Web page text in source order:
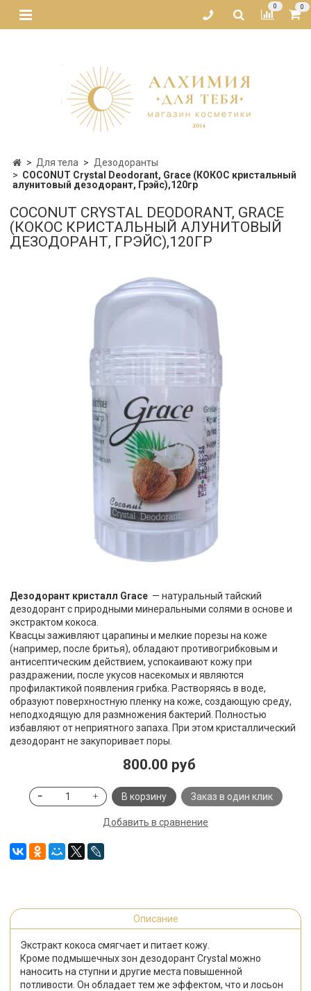
0 0
Для тела
Дезодоранты
COCONUT Crystal Deodorant, Grace (КОКОС кристальный
алунитовый дезодорант, Грэйс),120гр
COCONUT CRYSTAL DEODORANT, GRACE
(КОКОС КРИСТАЛЬНЫЙ АЛУНИТОВЫЙ
ДЕЗОДОРАНТ, ГРЭЙС),120ГР
Дезодорант кристалл Grace — натуральный тайский
дезодорант с природными минеральными солями в основе и
экстрактом кокоса.
Квасцы заживляют царапины и мелкие порезы на коже
(например, после бритья), обладают противогрибковым и
антисептическим действием, успокаивают кожу при
раздражении, после укусов насекомых и являются
профилактикой появления грибка. Растворяясь в воде,
образуют поверхностную пленку на коже, создающую среду,
неподходящую для размножения бактерий. Полностью
избавляют от неприятного запаха. При этом кристаллический
дезодорант не закупоривает поры.
800.00 руб
В корзину Заказ в один клик
Добавить в сравнение
Описание
Экстракт кокоса смягчает и питает кожу.
Кроме подмышечных зон дезодорант Crystal можно
наносить на ступни и другие места повышенной
потливости. Он обладает тем же эффектом, что и лосьон